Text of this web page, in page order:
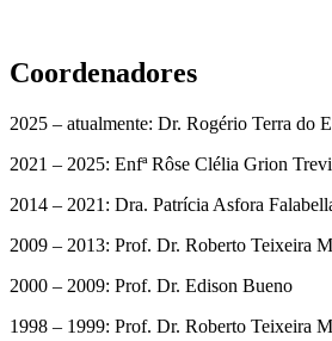
Coordenadores
2025 – atualmente: Dr. Rogério Terra do
2021 – 2025: Enfª Rôse Clélia Grion
2014 – 2021: Dra. Patrícia Asfora
2009 – 2013: Prof. Dr. Roberto Teixeira
2000 – 2009: Prof. Dr. Edison Bueno
1998 – 1999: Prof. Dr. Roberto Teixeira